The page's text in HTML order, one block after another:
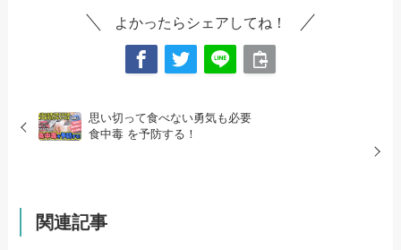
よかったらシェアしてね！
思い切って食べない勇気も必要
食中毒 を予防する！
関連記事